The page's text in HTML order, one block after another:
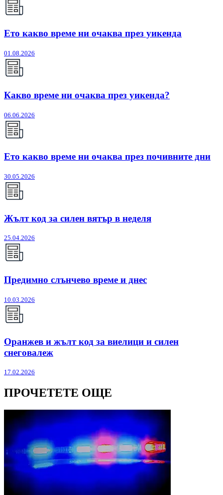
Ето какво време ни очаква през уикенда
01.08.2026
Какво време ни очаква през уикенда?
06.06.2026
Ето какво време ни очаква през почивните дни
30.05.2026
Жълт код за силен вятър в неделя
25.04.2026
Предимно слънчево време и днес
10.03.2026
Оранжев и жълт код за виелици и силен
снеговалеж
17.02.2026
ПРОЧЕТЕТЕ ОЩЕ